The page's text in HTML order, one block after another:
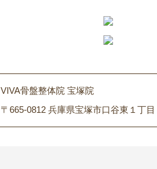
VIVA骨盤整体院 宝塚院
〒665-0812 兵庫県宝塚市口谷東１丁